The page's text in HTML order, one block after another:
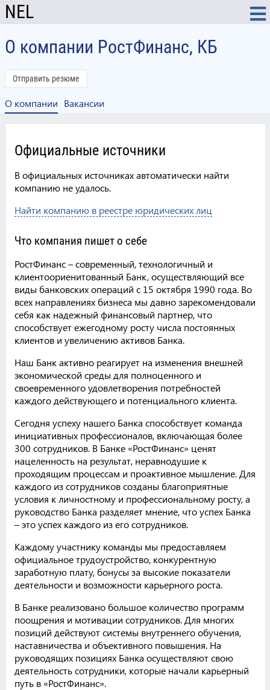
NEL
О компании РостФинанс, КБ
Отправить резюме
О компании Вакансии
Официальные источники
В официальных источниках автоматически найти
компанию не удалось.
Найти компанию в реестре юридических лиц
Что компания пишет о себе
РостФинанс – современный, технологичный и
клиентоориенитованный Банк, осуществляющий все
виды банковских операций с 15 октября 1990 года. Во
всех направлениях бизнеса мы давно зарекомендовали
себя как надежный финансовый партнер, что
способствует ежегодному росту числа постоянных
клиентов и увеличению активов Банка.
Наш Банк активно реагирует на изменения внешней
экономической среды для полноценного и
своевременного удовлетворения потребностей
каждого действующего и потенциального клиента.
Сегодня успеху нашего Банка способствует команда
инициативных профессионалов, включающая более
300 сотрудников. В Банке «РостФинанс» ценят
нацеленность на результат, неравнодушие к
проходящим процессам и проактивное мышление. Для
каждого из сотрудников созданы благоприятные
условия к личностному и профессиональному росту, а
руководство Банка разделяет мнение, что успех Банка
– это успех каждого из его сотрудников.
Каждому участнику команды мы предоставляем
официальное трудоустройство, конкурентную
заработную плату, бонусы за высокие показатели
деятельности и возможности карьерного роста.
В Банке реализовано большое количество программ
поощрения и мотивации сотрудников. Для многих
позиций действуют системы внутреннего обучения,
наставничества и объективного повышения. На
руководящих позициях Банка осуществляют свою
деятельность сотрудники, которые начали карьерный
путь в «РостФинанс».